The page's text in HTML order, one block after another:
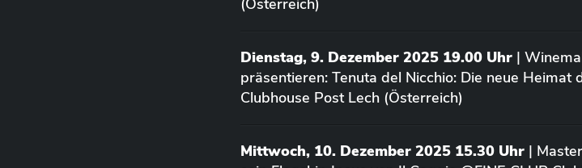
(Österreich)
Dienstag, 9. Dezember 2025 19.00 Uhr |
präsentieren: Tenuta del Nicchio: Die neue Heimat
Clubhouse Post Lech (Österreich)
Mittwoch, 10. Dezember 2025 15.30 Uhr |